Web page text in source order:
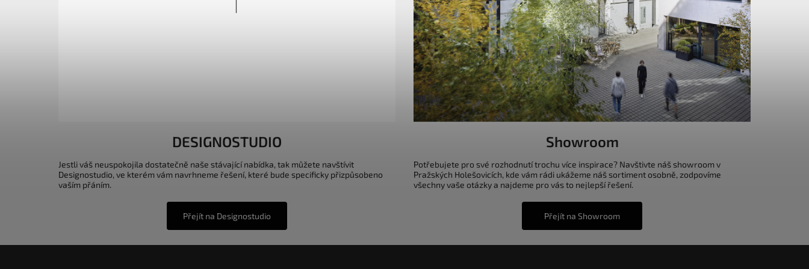
DESIGNOSTUDIO
Jestli váš neuspokojila dostatečně naše stávající nabídka, tak můžete navštívit
Designostudio, ve kterém vám navrhneme řešení, které bude specificky přizpůsobeno
vaším přáním.
Přejít na Designostudio
Showroom
Potřebujete pro své rozhodnutí trochu více inspirace? Navštivte náš showroom v
Pražských Holešovicích, kde vám rádi ukážeme náš sortiment osobně, zodpovíme
všechny vaše otázky a najdeme pro vás to nejlepší řešení.
Přejít na Showroom